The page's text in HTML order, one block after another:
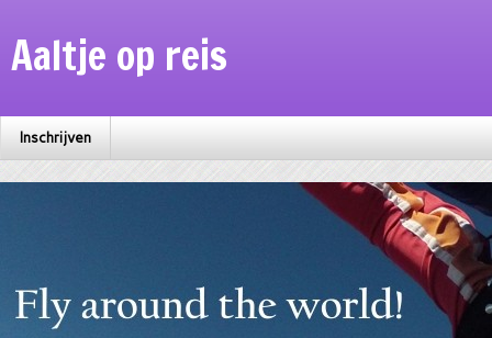
Aaltje op reis
Inschrijven